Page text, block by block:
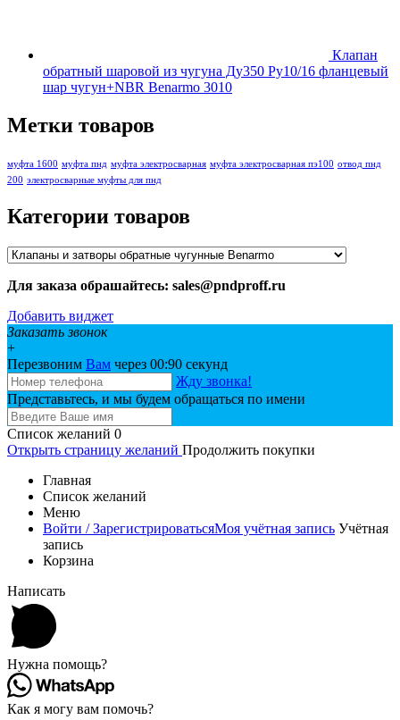
Клапан
обратный шаровой из чугуна Ду350 Ру10/16 фланцевый
шар чугун+NBR Benarmo 3010
Метки товаров
муфта 1600 муфта пнд муфта электросварная муфта электросварная пэ100 отвод пнд
200 электросварные муфты для пнд
Категории товаров
Для заказа обрашайтесь: sales@pndproff.ru
Добавить виджет
Заказать звонок
+
Перезвоним Вам через 00:90 секунд
Жду звонка!
Представьтесь, и мы будем обращаться по имени
Список желаний 0
Открыть страницу желаний Продолжить покупки
Главная
Список желаний
Меню
Войти / ЗарегистрироватьсяМоя учётная запись Учётная
запись
Корзина
Написать
Нужна помощь?
Как я могу вам помочь?